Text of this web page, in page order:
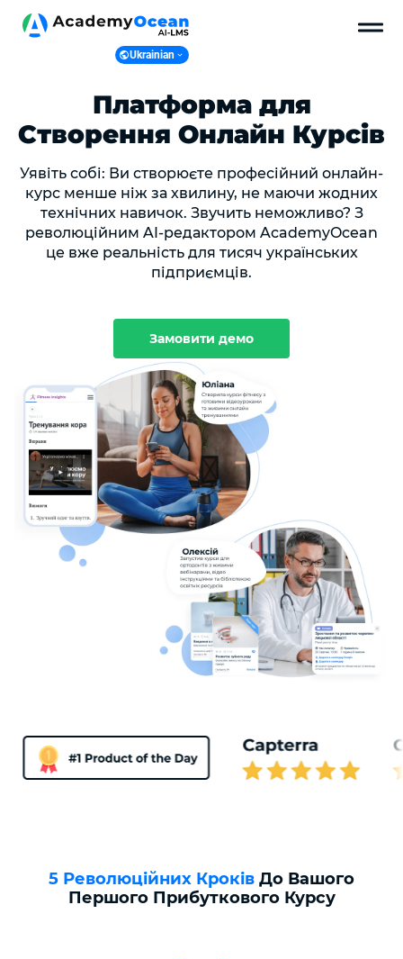
Ukrainian
English
Polish
Платформа для
Створення Онлайн Курсів
Уявіть собі: Ви створюєте професійний онлайн-
курс менше ніж за хвилину, не маючи жодних
технічних навичок. Звучить неможливо? З
революційним AI-редактором AcademyOcean
це вже реальність для тисяч українських
підприємців.
Замовити демо
5 Революційних Кроків До Вашого
Першого Прибуткового Курсу